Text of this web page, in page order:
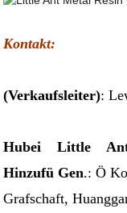
Kontakt:
(Verkaufsleiter):
Hubei Little
Hinzufü Gen.: Ö
Grafschaft,